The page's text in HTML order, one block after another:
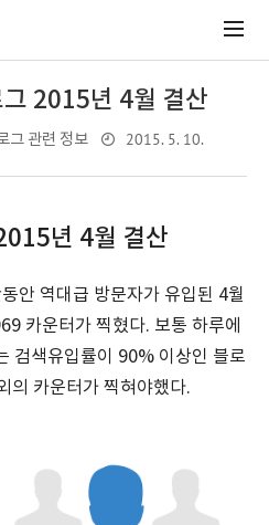
2015년 4월 결산
그 관련 정보 2015. 5. 10.
년 4월 결산
안 역대급 방문자가 유입된 4월
카운터가 찍혔다. 보통 하루에
검색유입률이 90% 이상인 블로
의 카운터가 찍혀야했다.